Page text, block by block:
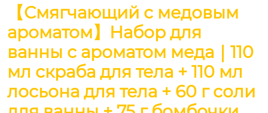
【Смягчающий с медовым
ароматом】Набор для
ванны с ароматом меда｜110
мл скраба для тела + 110 мл
лосьона для тела + 60 г соли